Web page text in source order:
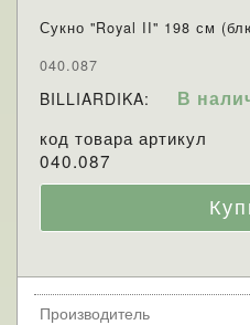
Сукно "Royal II" 198 см
040.087
BILLIARDIKA: В
код товара артикул
040.087
Производитель